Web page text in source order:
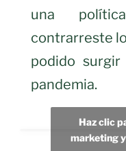
una
contrarreste
podido
pandemia.
Haz clic
marketing